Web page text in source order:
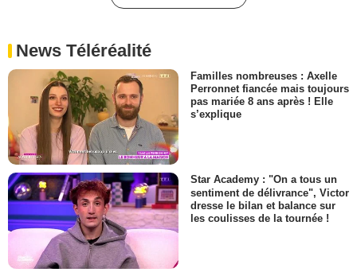
News Téléréalité
Familles nombreuses : Axelle
Perronnet fiancée mais toujours
pas mariée 8 ans après ! Elle
s’explique
Star Academy : "On a tous un
sentiment de délivrance", Victor
dresse le bilan et balance sur
les coulisses de la tournée !